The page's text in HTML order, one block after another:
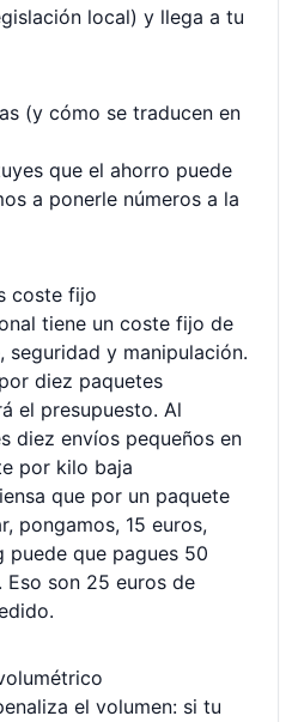
local) y llega a tu
(y cómo se traducen en
que el ahorro puede
a ponerle números a la
coste fijo
tiene un coste fijo de
seguridad y manipulación.
diez paquetes
el presupuesto. Al
diez envíos pequeños en
por kilo baja
que por un paquete
pongamos, 15 euros,
que pagues 50
Eso son 25 euros de
el volumen: si tu